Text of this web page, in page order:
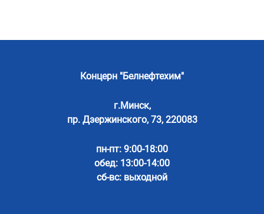
Концерн "Белнефтехим"
г.Минск,
пр. Дзержинского, 73, 220083
пн-пт: 9:00-18:00
обед: 13:00-14:00
сб-вс: выходной